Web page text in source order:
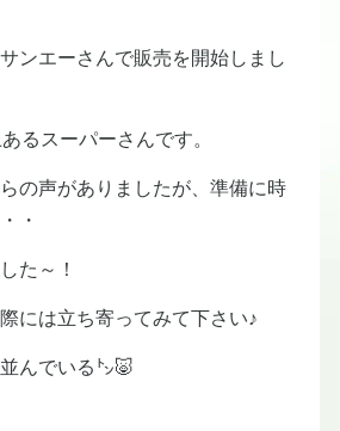
ンエーさんで販売を開始しまし
るスーパーさんです。
の声がありましたが、準備に時
・
た～！
には立ち寄ってみて下さい♪
んでいる㌧🐷